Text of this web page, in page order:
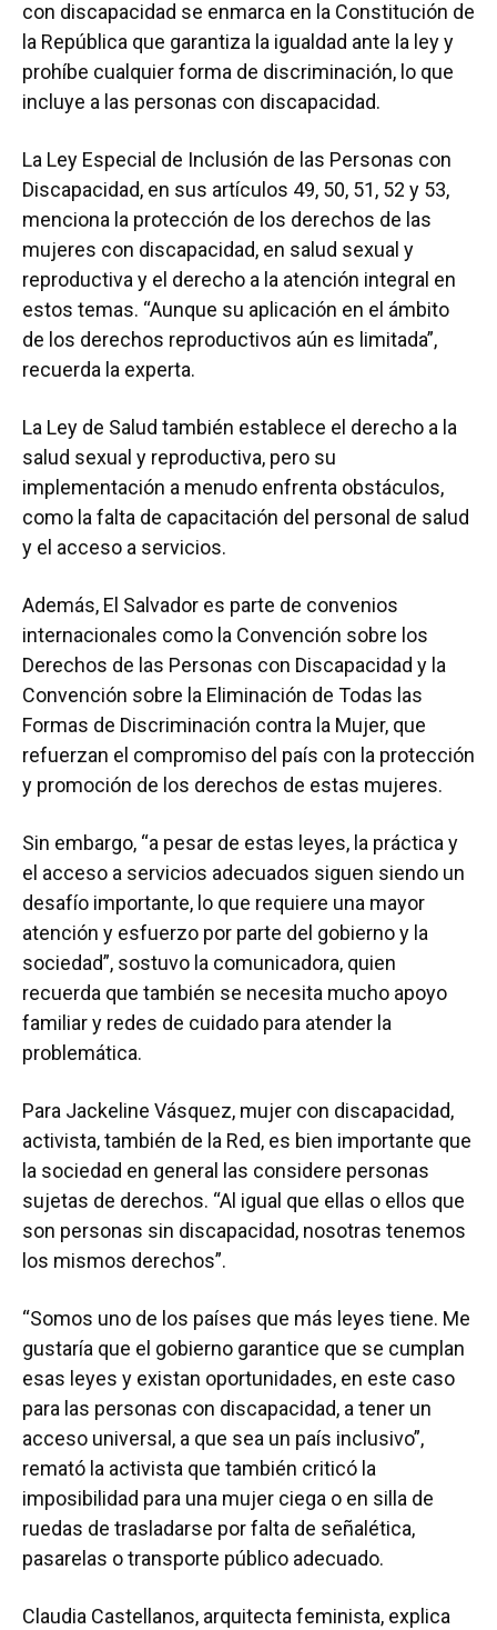
con discapacidad se enmarca en la Constitución de
la República que garantiza la igualdad ante la ley y
prohíbe cualquier forma de discriminación, lo que
incluye a las personas con discapacidad.
La Ley Especial de Inclusión de las Personas con
Discapacidad, en sus artículos 49, 50, 51, 52 y 53,
menciona la protección de los derechos de las
mujeres con discapacidad, en salud sexual y
reproductiva y el derecho a la atención integral en
estos temas. “Aunque su aplicación en el ámbito
de los derechos reproductivos aún es limitada”,
recuerda la experta.
La Ley de Salud también establece el derecho a la
salud sexual y reproductiva, pero su
implementación a menudo enfrenta obstáculos,
como la falta de capacitación del personal de salud
y el acceso a servicios.
Además, El Salvador es parte de convenios
internacionales como la Convención sobre los
Derechos de las Personas con Discapacidad y la
Convención sobre la Eliminación de Todas las
Formas de Discriminación contra la Mujer, que
refuerzan el compromiso del país con la protección
y promoción de los derechos de estas mujeres.
Sin embargo, “a pesar de estas leyes, la práctica y
el acceso a servicios adecuados siguen siendo un
desafío importante, lo que requiere una mayor
atención y esfuerzo por parte del gobierno y la
sociedad”, sostuvo la comunicadora, quien
recuerda que también se necesita mucho apoyo
familiar y redes de cuidado para atender la
problemática.
Para Jackeline Vásquez, mujer con discapacidad,
activista, también de la Red, es bien importante que
la sociedad en general las considere personas
sujetas de derechos. “Al igual que ellas o ellos que
son personas sin discapacidad, nosotras tenemos
los mismos derechos”.
“Somos uno de los países que más leyes tiene. Me
gustaría que el gobierno garantice que se cumplan
esas leyes y existan oportunidades, en este caso
para las personas con discapacidad, a tener un
acceso universal, a que sea un país inclusivo”,
remató la activista que también criticó la
imposibilidad para una mujer ciega o en silla de
ruedas de trasladarse por falta de señalética,
pasarelas o transporte público adecuado.
Claudia Castellanos, arquitecta feminista, explica